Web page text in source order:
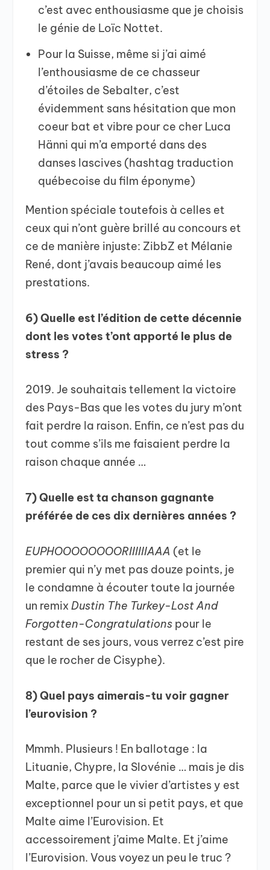
c’est avec enthousiasme que je choisis
le génie de Loïc Nottet.
Pour la Suisse, même si j’ai aimé
l’enthousiasme de ce chasseur
d’étoiles de Sebalter, c’est
évidemment sans hésitation que mon
coeur bat et vibre pour ce cher Luca
Hänni qui m’a emporté dans des
danses lascives (hashtag traduction
québecoise du film éponyme)
Mention spéciale toutefois à celles et
ceux qui n’ont guère brillé au concours et
ce de manière injuste: ZibbZ et Mélanie
René, dont j’avais beaucoup aimé les
prestations.
6) Quelle est l’édition de cette décennie
dont les votes t’ont apporté le plus de
stress ?
2019. Je souhaitais tellement la victoire
des Pays-Bas que les votes du jury m’ont
fait perdre la raison. Enfin, ce n’est pas du
tout comme s’ils me faisaient perdre la
raison chaque année …
7) Quelle est ta chanson gagnante
préférée de ces dix dernières années ?
EUPHOOOOOOOORIIIIIIAAA (et le
premier qui n’y met pas douze points, je
le condamne à écouter toute la journée
un remixDustin The Turkey-Lost And
Forgotten-Congratulations pour le
restant de ses jours, vous verrez c’est pire
que le rocher de Cisyphe).
8) Quel pays aimerais-tu voir gagner
l’eurovision ?
Mmmh. Plusieurs ! En ballotage : la
Lituanie, Chypre, la Slovénie … mais je dis
Malte, parce que le vivier d’artistes y est
exceptionnel pour un si petit pays, et que
Malte aime l’Eurovision. Et
accessoirement j’aime Malte. Et j’aime
l’Eurovision. Vous voyez un peu le truc ?